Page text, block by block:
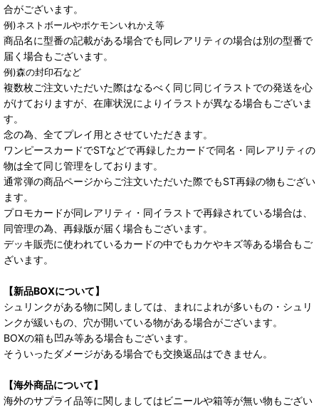
合がございます。
例)ネストボールやポケモンいれかえ等
商品名に型番の記載がある場合でも同レアリティの場合は別の型番で
届く場合もございます。
例)森の封印石など
複数枚ご注文いただいた際はなるべく同じ同じイラストでの発送を心
がけておりますが、在庫状況によりイラストが異なる場合もございま
す。
念の為、全てプレイ用とさせていただきます。
ワンピースカードでSTなどで再録したカードで同名・同レアリティの
物は全て同じ管理をしております。
通常弾の商品ページからご注文いただいた際でもST再録の物もござい
ます。
プロモカードが同レアリティ・同イラストで再録されている場合は、
同管理の為、再録版が届く場合もございます。
デッキ販売に使われているカードの中でもカケやキズ等ある場合もご
ざいます。
【新品BOXについて】
シュリンクがある物に関しましては、まれによれが多いもの・シュリ
ンクが緩いもの、穴が開いている物がある場合がございます。
BOXの箱も凹み等ある場合もございます。
そういったダメージがある場合でも交換返品はできません。
【海外商品について】
海外のサプライ品等に関しましてはビニールや箱等が無い物もござい